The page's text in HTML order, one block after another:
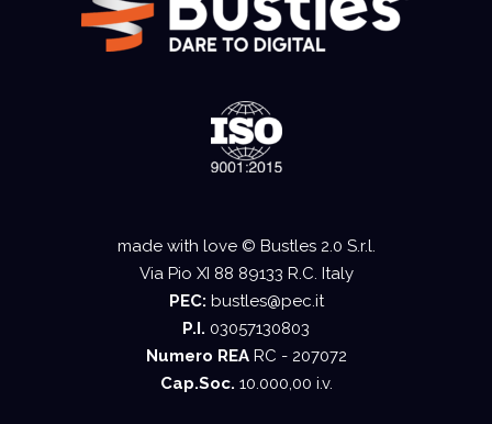
made with love © Bustles 2.0 S.r.l.
Via Pio XI 88 89133 R.C. Italy
PEC: bustles@pec.it
P.I. 03057130803
Numero REARC - 207072
Cap.Soc. 10.000,00 i.v.